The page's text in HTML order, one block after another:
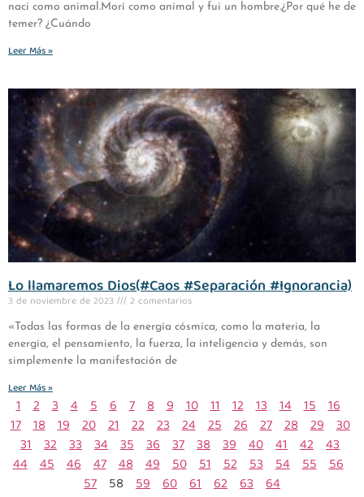
nací como animal.Morí como animal y fui un hombre.¿Por qué he de
temer? ¿Cuándo
Leer Más »
Lo llamaremos Dios(#Caos #Separación #Ignorancia)
3 de noviembre de 2023 2 comentarios
«Todas las formas de la energía cósmica, como la materia, la
energía, el pensamiento, la fuerza, la inteligencia y demás, son
simplemente la manifestación de
Leer Más »
1 2 3 4 5 6 7 8 9 10 11 12 13 14 15 16
17 18 19 20 21 22 23 24 25 26 27 28 29 30
31 32 33 34 35 36 37 38 39 40 41 42 43
44 45 46 47 48 49 50 51 52 53 54 55 56
57 58 59 60 61 62 63 64